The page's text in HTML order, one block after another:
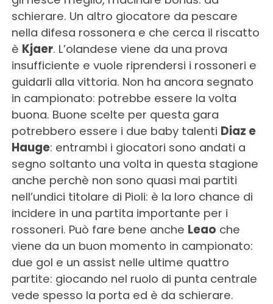
schierare. Un altro giocatore da pescare
nella difesa rossonera e che cerca il riscatto
è Kjaer. L’olandese viene da una prova
insufficiente e vuole riprendersi i rossoneri e
guidarli alla vittoria. Non ha ancora segnato
in campionato: potrebbe essere la volta
buona. Buone scelte per questa gara
potrebbero essere i due baby talenti Diaz e
Hauge: entrambi i giocatori sono andati a
segno soltanto una volta in questa stagione
anche perchè non sono quasi mai partiti
nell’undici titolare di Pioli: è la loro chance di
incidere in una partita importante per i
rossoneri. Può fare bene anche Leao che
viene da un buon momento in campionato:
due gol e un assist nelle ultime quattro
partite: giocando nel ruolo di punta centrale
vede spesso la porta ed è da schierare.